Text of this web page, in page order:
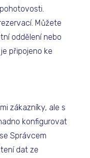
Můžete
oddělení nebo
připojeno ke
zákazníky, ale s
konfigurovat
Správcem
dat ze